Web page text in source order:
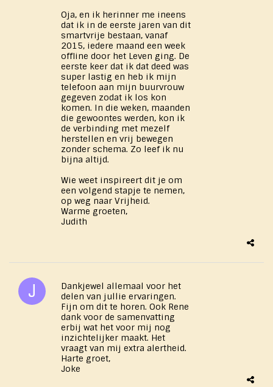
Oja, en ik herinner me ineens
dat ik in de eerste jaren van dit
smartvrije bestaan, vanaf
2015, iedere maand een week
offline door het Leven ging. De
eerste keer dat ik dat deed was
super lastig en heb ik mijn
telefoon aan mijn buurvrouw
gegeven zodat ik los kon
komen. In die weken, maanden
die gewoontes werden, kon ik
de verbinding met mezelf
herstellen en vrij bewegen
zonder schema. Zo leef ik nu
bijna altijd.
Wie weet inspireert dit je om
een volgend stapje te nemen,
op weg naar Vrijheid.
Warme groeten,
Judith
Dankjewel allemaal voor het
delen van jullie ervaringen.
Fijn om dit te horen. Ook Rene
dank voor de samenvatting
erbij wat het voor mij nog
inzichtelijker maakt. Het
vraagt van mij extra alertheid.
Harte groet,
Joke